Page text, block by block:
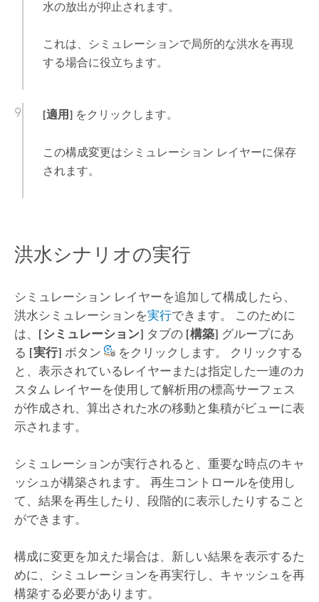
水の放出が抑止されます。
これは、シミュレーションで局所的な洪水を再現
する場合に役立ちます。
[適用]をクリックします。
この構成変更はシミュレーション レイヤーに保存
されます。
洪水シナリオの実行
シミュレーション レイヤーを追加して構成したら、
洪水シミュレーションを実行できます。 このために
は、 [シミュレーション] タブの [構築] グループにあ
る [実行] ボタン
をクリックします。 クリックする
と、表示されているレイヤーまたは指定した一連のカ
スタム レイヤーを使用して解析用の標高サーフェス
が作成され、算出された水の移動と集積がビューに表
示されます。
シミュレーションが実行されると、重要な時点のキャ
ッシュが構築されます。 再生コントロールを使用し
て、結果を再生したり、段階的に表示したりすること
ができます。
構成に変更を加えた場合は、新しい結果を表示するた
めに、シミュレーションを再実行し、キャッシュを再
構築する必要があります。